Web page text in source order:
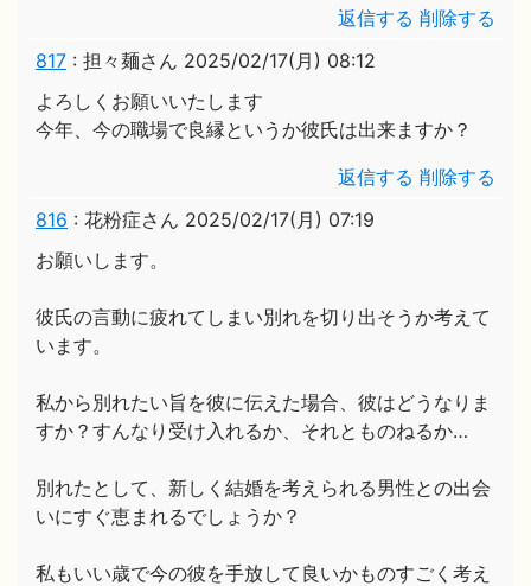
返信する 削除する
817 : 担々麺さん 2025/02/17(月) 08:12
よろしくお願いいたします
今年、今の職場で良縁というか彼氏は出来ますか？
返信する 削除する
816 : 花粉症さん 2025/02/17(月) 07:19
お願いします。
彼氏の言動に疲れてしまい別れを切り出そうか考えて
います。
私から別れたい旨を彼に伝えた場合、彼はどうなりま
すか？すんなり受け入れるか、それとものねるか…
別れたとして、新しく結婚を考えられる男性との出会
いにすぐ恵まれるでしょうか？
私もいい歳で今の彼を手放して良いかものすごく考え